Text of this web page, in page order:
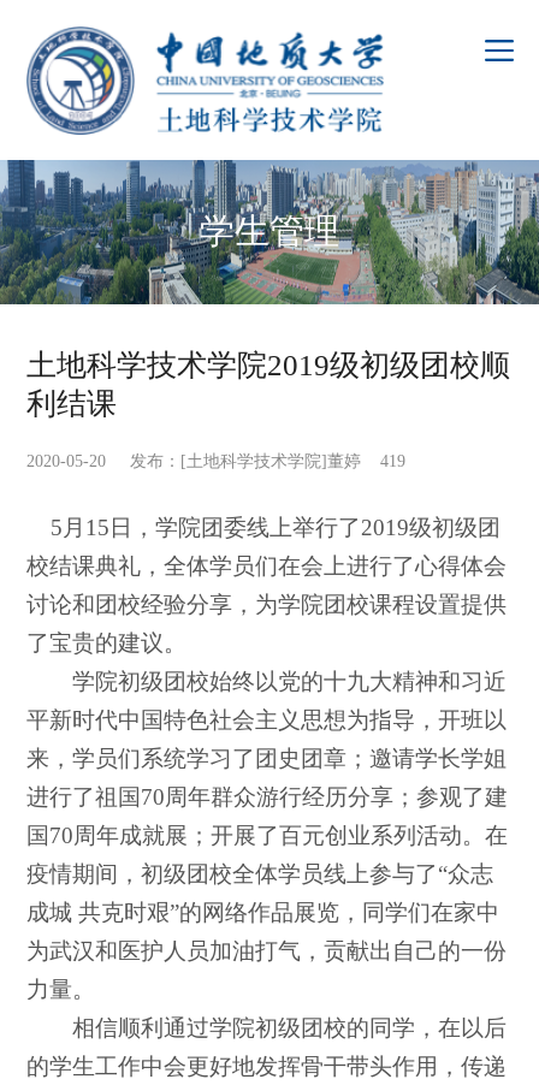
学生管理
土地科学技术学院2019级初级团校顺
利结课
2020-05-20 发布：[土地科学技术学院]董婷 419
5月15日，学院团委线上举行了2019级初级团
校结课典礼，全体学员们在会上进行了心得体会
讨论和团校经验分享，为学院团校课程设置提供
了宝贵的建议。
学院初级团校始终以党的十九大精神和习近
平新时代中国特色社会主义思想为指导，开班以
来，学员们系统学习了团史团章；邀请学长学姐
进行了祖国70周年群众游行经历分享；参观了建
国70周年成就展；开展了百元创业系列活动。在
疫情期间，初级团校全体学员线上参与了“众志
成城 共克时艰”的网络作品展览，同学们在家中
为武汉和医护人员加油打气，贡献出自己的一份
力量。
相信顺利通过学院初级团校的同学，在以后
的学生工作中会更好地发挥骨干带头作用，传递